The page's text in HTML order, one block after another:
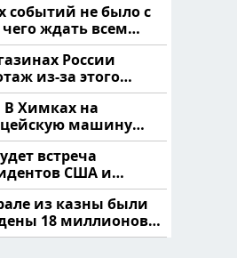
событий не было с
чего ждать всем
России
из-за этого
что купить?
Химках на
машину
и подожгли.
встреча
США и
Европа?
из казны были
18 миллионов